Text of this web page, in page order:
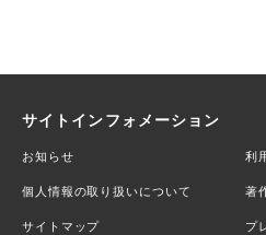
サイトインフォメーション
お知らせ 利
個人情報の取り扱いについて 著
サイトマップ プ